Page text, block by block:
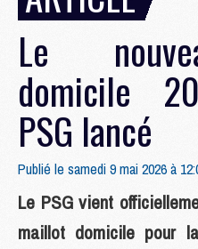
Le
domicile
PSG lancé
Publié le samedi 9 mai 2026 à
Le PSG vient
maillot domicile pour